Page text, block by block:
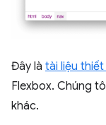
Đây là tài liệu thiết
Flexbox. Chúng
khác.